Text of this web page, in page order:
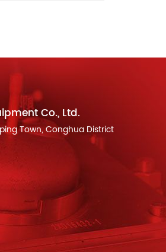
Co., Ltd.
Town, Conghua District